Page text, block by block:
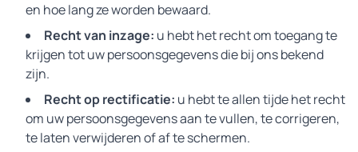
en hoe lang ze worden bewaard.
Recht van inzage: u hebt het recht om toegang te
krijgen tot uw persoonsgegevens die bij ons bekend
zijn.
Recht op rectificatie: u hebt te allen tijde het recht
om uw persoonsgegevens aan te vullen, te corrigeren,
te laten verwijderen of af te schermen.